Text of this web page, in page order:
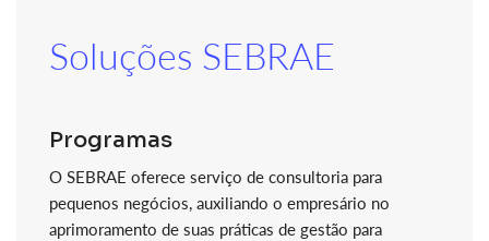
Soluções SEBRAE
Programas
O SEBRAE oferece serviço de consultoria para
pequenos negócios, auxiliando o empresário no
aprimoramento de suas práticas de gestão para